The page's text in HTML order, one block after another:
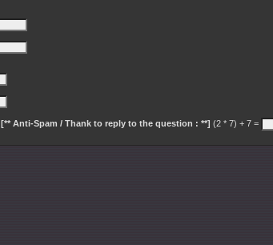
[** Anti-Spam / Thank to reply to the question : **] (2 * 7) + 7 =